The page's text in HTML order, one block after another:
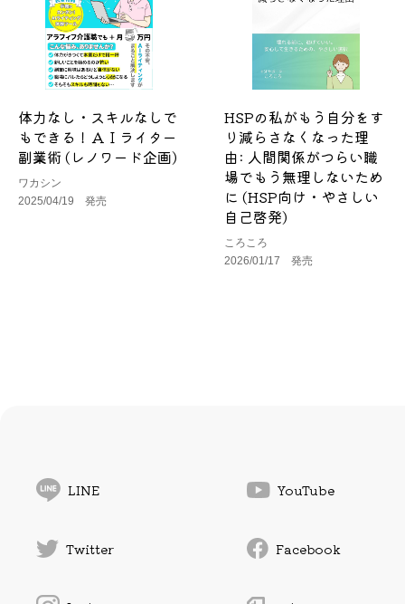
体力なし・スキルなしで
もできる！ＡＩライター
副業術 (レノワード企画)
ワカシン
2025/04/19 発売
HSPの私がもう自分をす
り減らさなくなった理
由: 人間関係がつらい職
場でもう無理しないため
に (HSP向け・やさしい
自己啓発)
ころころ
2026/01/17 発売
LINE YouTube
Twitter Facebook